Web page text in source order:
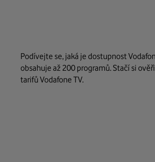
Podívejte se, jaká je dostupnost
obsahuje až 200 programů. Stačí si
tarifů Vodafone TV.